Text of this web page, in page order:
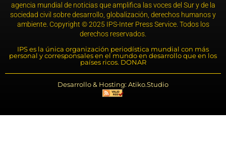
agencia mundial de noticias que amplifica las voces del Sur y de la
sociedad civil sobre desarrollo, globalización, derechos humanos y
ambiente. Copyright © 2025 IPS-Inter Press Service. Todos los
derechos reservados.
IPS es la única organización periodística mundial con más
personal y corresponsales en el mundo en desarrollo que en los
países ricos. DONAR
Desarrollo & Hosting: Atiko.Studio